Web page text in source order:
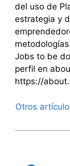
del uso de
estrategia y
Jobs to be
perfil en
https://
Otros